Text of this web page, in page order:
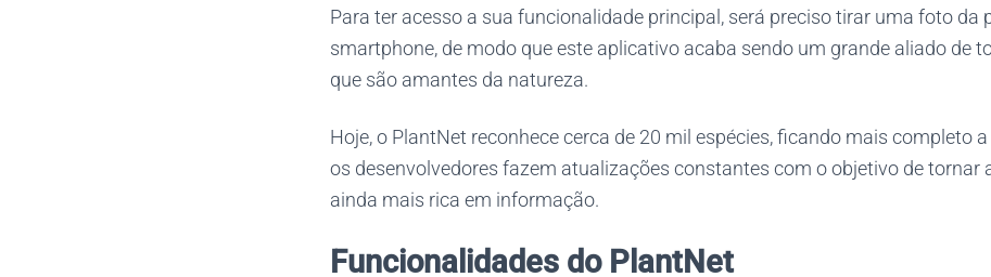
Para ter acesso a sua funcionalidade principal, será preciso tirar uma foto da
smartphone, de modo que este aplicativo acaba sendo um grande aliado de
que são amantes da natureza.
Hoje, o PlantNet reconhece cerca de 20 mil espécies, ficando mais completo
os desenvolvedores fazem atualizações constantes com o objetivo de tornar
ainda mais rica em informação.
Funcionalidades do PlantNet